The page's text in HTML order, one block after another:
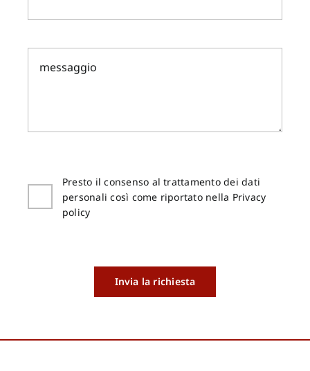
Presto il consenso al trattamento dei dati
personali così come riportato nella Privacy
policy
Invia la richiesta